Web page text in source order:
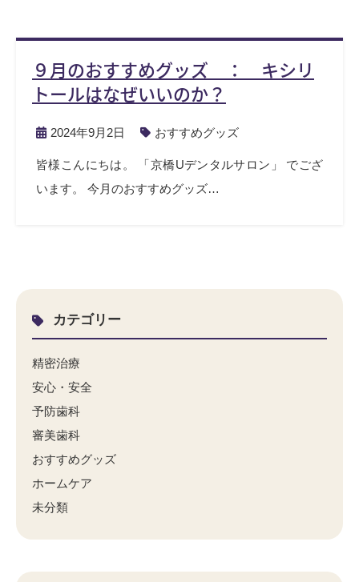
９月のおすすめグッズ ： キシリ
トールはなぜいいのか？
2024年9月2日 おすすめグッズ
皆様こんにちは。 「京橋Uデンタルサロン」 でござ
います。 今月のおすすめグッズ…
カテゴリー
精密治療
安心・安全
予防歯科
審美歯科
おすすめグッズ
ホームケア
未分類